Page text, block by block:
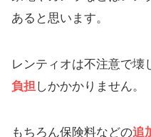
あると思います。
レンティオは不注意で壊
負担しかかかりません。
もちろん保険料などの追